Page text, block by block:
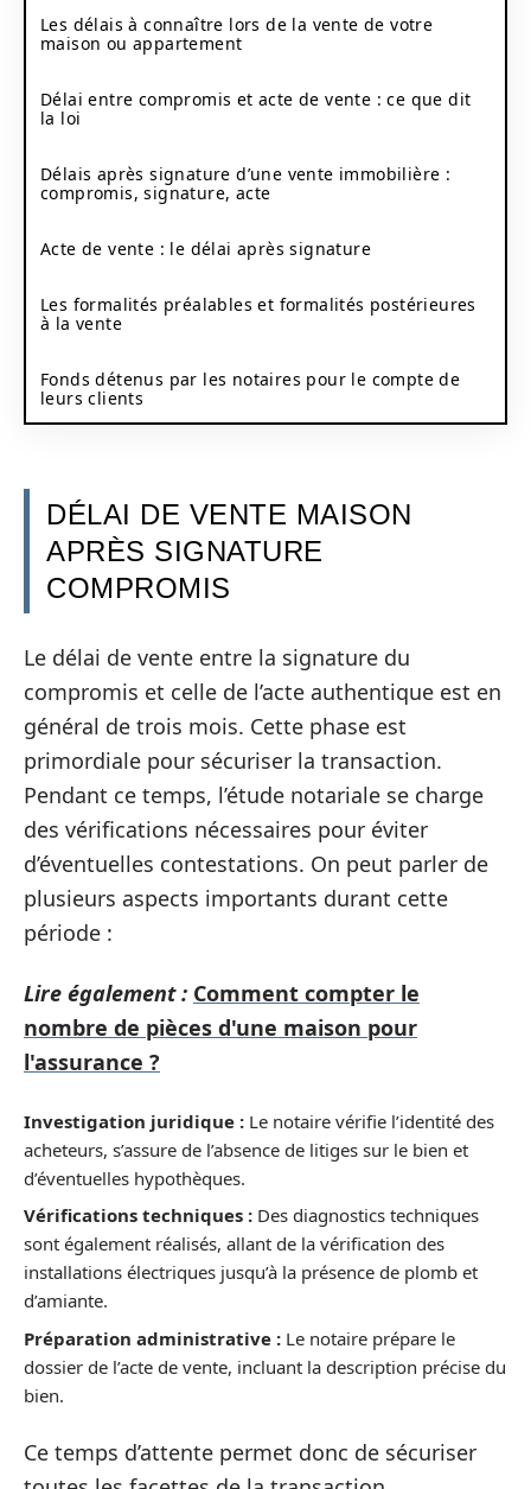
Les délais à connaître lors de la vente de votre
maison ou appartement
Délai entre compromis et acte de vente : ce que dit
la loi
Délais après signature d’une vente immobilière :
compromis, signature, acte
Acte de vente : le délai après signature
Les formalités préalables et formalités postérieures
à la vente
Fonds détenus par les notaires pour le compte de
leurs clients
DÉLAI DE VENTE MAISON
APRÈS SIGNATURE
COMPROMIS
Le délai de vente entre la signature du
compromis et celle de l’acte authentique est en
général de trois mois. Cette phase est
primordiale pour sécuriser la transaction.
Pendant ce temps, l’étude notariale se charge
des vérifications nécessaires pour éviter
d’éventuelles contestations. On peut parler de
plusieurs aspects importants durant cette
période :
Lire également : Comment compter le
nombre de pièces d'une maison pour
l'assurance ?
Investigation juridique : Le notaire vérifie l’identité des
acheteurs, s’assure de l’absence de litiges sur le bien et
d’éventuelles hypothèques.
Vérifications techniques : Des diagnostics techniques
sont également réalisés, allant de la vérification des
installations électriques jusqu’à la présence de plomb et
d’amiante.
Préparation administrative : Le notaire prépare le
dossier de l’acte de vente, incluant la description précise du
bien.
Ce temps d’attente permet donc de sécuriser